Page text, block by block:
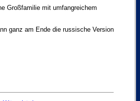
Großfamilie mit umfangreichem
ganz am Ende die russische Version